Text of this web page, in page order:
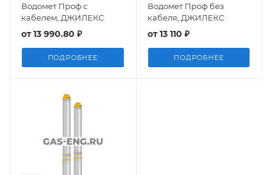
Водомет Проф с
кабелем, ДЖИЛЕКС
от13 990.80 ₽
ПОДРОБНЕЕ
Водомет Проф без
кабеля, ДЖИЛЕКС
от13 110 ₽
ПОДРОБНЕЕ